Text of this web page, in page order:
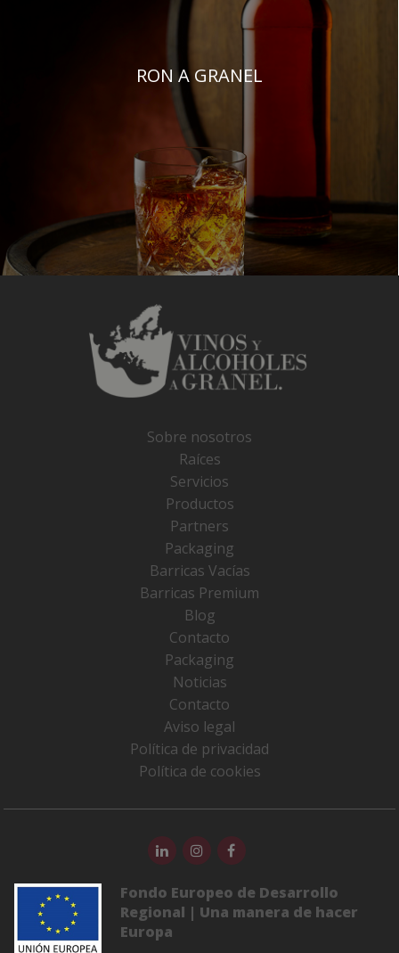
RON A GRANEL
Sobre nosotros
Raíces
Servicios
Productos
Partners
Packaging
Barricas Vacías
Barricas Premium
Blog
Contacto
Packaging
Noticias
Contacto
Aviso legal
Política de privacidad
Política de cookies
Fondo Europeo de Desarrollo
Regional | Una manera de hacer
Europa